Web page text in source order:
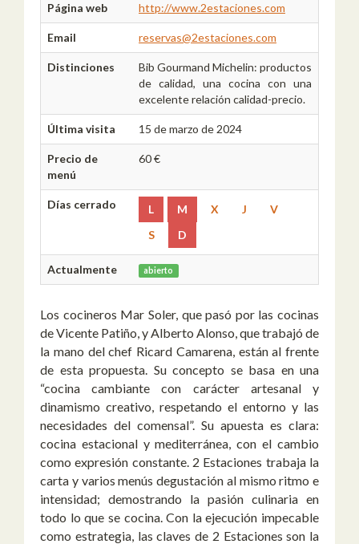
Página web http://www.2estaciones.com
Email reservas@2estaciones.com
Distinciones
Bib Gourmand Michelin: productos
de calidad, una cocina con una
excelente relación calidad-precio.
Última visita 15 de marzo de 2024
Precio de
menú
60 €
Días cerrado L M X J
V
S
D
Actualmente abierto
Los cocineros Mar Soler, que pasó por las cocinas
de Vicente Patiño, y Alberto Alonso, que trabajó de
la mano del chef Ricard Camarena, están al frente
de esta propuesta. Su concepto se basa en una
“cocina cambiante con carácter artesanal y
dinamismo creativo, respetando el entorno y las
necesidades del comensal”. Su apuesta es clara:
cocina estacional y mediterránea, con el cambio
como expresión constante. 2 Estaciones trabaja la
carta y varios menús degustación al mismo ritmo e
intensidad; demostrando la pasión culinaria en
todo lo que se cocina. Con la ejecución impecable
como estrategia, las claves de 2 Estaciones son la